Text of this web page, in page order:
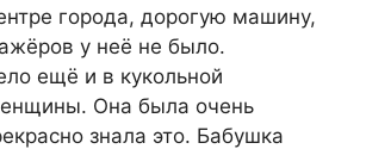
города, дорогую машину,
у неё не было.
ещё и в кукольной
Она была очень
знала это. Бабушка